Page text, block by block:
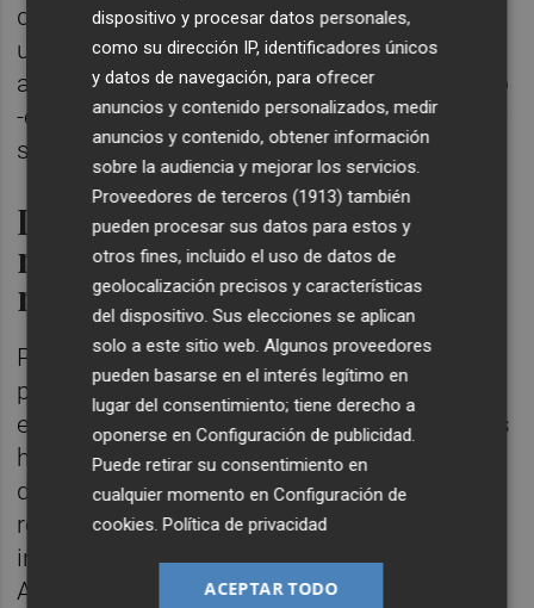
declaración en la que defendió al ministro,
una persona "que siempre ha intentado
ayudar a todo el mundo", y en la que subrayó
-en referencia implícita a Aldama- que lo que
se dice "hay que demostrarlo".
De los contratos de
mascarillas a los 'enchufes' de
mujeres
Por primera vez desde que está en prisión
provisional se escuchará la versión del
exministro y exdiputado, que estas semanas
ha dejado ver su visible cansancio, sentado
detrás de su abogado, pero también alguna
reacción irónica, con sonrisas y miradas
incrédulas ante las manifestaciones de
Aldama o de los investigadores de la UCO.
dispositivo y procesar datos personales,
como su dirección IP, identificadores únicos
y datos de navegación, para ofrecer
anuncios y contenido personalizados, medir
anuncios y contenido, obtener información
sobre la audiencia y mejorar los servicios.
Proveedores de terceros (1913) también
pueden procesar sus datos para estos y
otros fines, incluido el uso de datos de
geolocalización precisos y características
del dispositivo. Sus elecciones se aplican
solo a este sitio web. Algunos proveedores
pueden basarse en el interés legítimo en
lugar del consentimiento; tiene derecho a
oponerse enConfiguración de publicidad.
Puede retirar su consentimiento en
cualquier momento enConfiguración de
cookies.Política de privacidad
ACEPTAR TODO